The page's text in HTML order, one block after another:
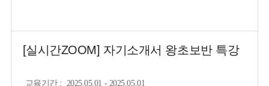
[실시간ZOOM] 자기소개서 왕초보반 특강
교육기간: 2025.05.01 - 2025.05.01